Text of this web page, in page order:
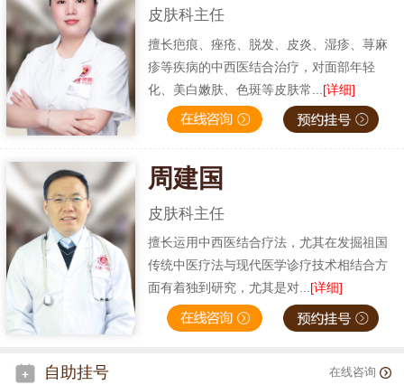
皮肤科主任
擅长疤痕、痤疮、脱发、皮炎、湿疹、荨麻
疹等疾病的中西医结合治疗，对面部年轻
化、美白嫩肤、色斑等皮肤常... [详细]
周建国
皮肤科主任
擅长运用中西医结合疗法，尤其在发掘祖国
传统中医疗法与现代医学诊疗技术相结合方
面有着独到研究，尤其是对...[详细]
自助挂号 在线咨询